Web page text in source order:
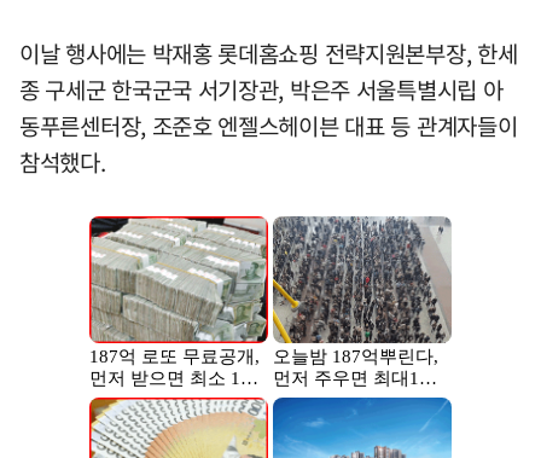
이날 행사에는 박재홍 롯데홈쇼핑 전략지원본부장, 한세
종 구세군 한국군국 서기장관, 박은주 서울특별시립 아
동푸른센터장, 조준호 엔젤스헤이븐 대표 등 관계자들이
참석했다.